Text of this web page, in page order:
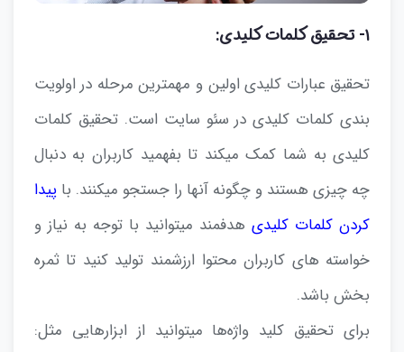
۱- تحقیق کلمات کلیدی:
تحقیق عبارات کلیدی اولین و مهمترین مرحله در اولویت
بندی کلمات کلیدی در سئو سایت است. تحقیق کلمات
کلیدی به شما کمک میکند تا بفهمید کاربران به دنبال
چه چیزی هستند و چگونه آنها را جستجو میکنند. باپیدا
کردن کلمات کلیدیهدفمند میتوانید با توجه به نیاز و
خواسته های کاربران محتوا ارزشمند تولید کنید تا ثمره
بخش باشد.
برای تحقیق کلید واژه‌ها میتوانید از ابزارهایی مثل: